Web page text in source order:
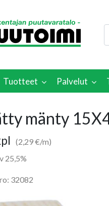
Tuotteet Palvelut
mänty
(2,29 €/m)
25,5%
32082